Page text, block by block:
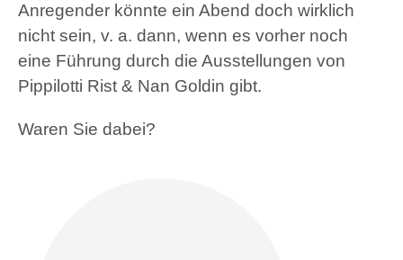
Anregender könnte ein Abend doch wirklich
nicht sein, v. a. dann, wenn es vorher noch
eine Führung durch die Ausstellungen von
Pippilotti Rist & Nan Goldin gibt.
Waren Sie dabei?